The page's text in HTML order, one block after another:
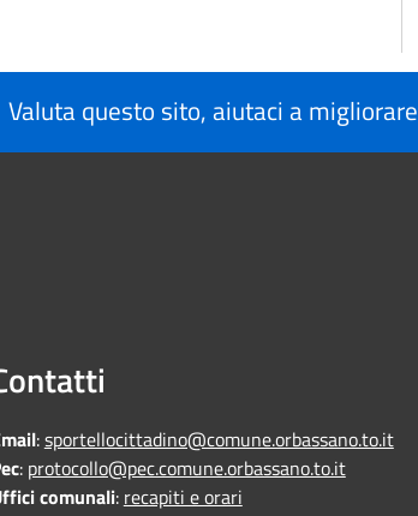
Valuta questo sito, aiutaci a migliorare
:sportellocittadino@comune.orbassano.to.it
: protocollo@pec.comune.orbassano.to.it
comunali: recapiti e orari